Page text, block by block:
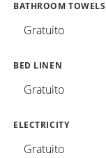
BATHROOM TOWELS
Gratuito
BED LINEN
Gratuito
ELECTRICITY
Gratuito